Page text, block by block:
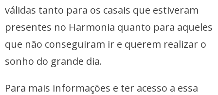
válidas tanto para os casais que estiveram
presentes no Harmonia quanto para aqueles
que não conseguiram ir e querem realizar o
sonho do grande dia.
Para mais informações e ter acesso a essa